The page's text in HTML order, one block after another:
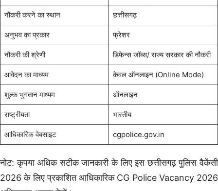
नौकरी करने का स्थान छत्तीसगढ़
अनुभव का प्रकार फ्रेशर
नौकरी की श्रेणी डिफेन्स जॉब्स/ राज्य सरकार की नौकरी
आवेदन का माध्यम केवल ऑनलाइन (Online Mode)
शुल्क भुगतान माध्यम ऑनलाइन
राष्ट्रीयता भारतीय
आधिकारिक वेबसाइट cgpolice.gov.in
नोट: कृपया अधिक सटीक जानकारी के लिए इस छत्तीसगढ़ पुलिस वैकेंसी
2026 के लिए प्रकाशित आधिकारिक CG Police Vacancy 2026